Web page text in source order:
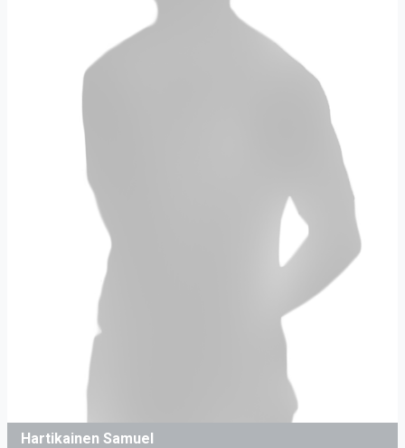
Hartikainen Samuel